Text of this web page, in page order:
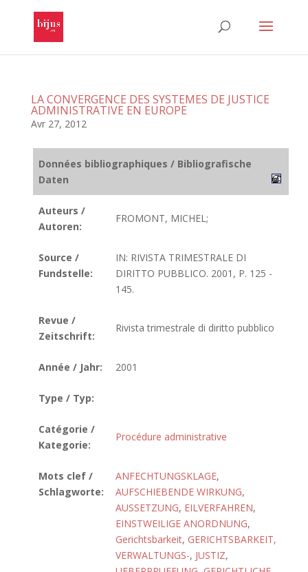
LA CONVERGENCE DES SYSTEMES DE JUSTICE
ADMINISTRATIVE EN EUROPE
Avr 27, 2012
Données bibliographiques / Bibliografische
Daten
Auteurs /
Autoren:
FROMONT, MICHEL;
Source /
Fundstelle:
IN: RIVISTA TRIMESTRALE DI
DIRITTO PUBBLICO. 2001, P. 125 -
145.
Revue /
Zeitschrift:
Rivista trimestrale di diritto pubblico
Année / Jahr: 2001
Type / Typ:
Catégorie /
Kategorie:
Procédure administrative
Mots clef /
Schlagworte:
ANFECHTUNGSKLAGE,
AUFSCHIEBENDE WIRKUNG,
AUSSETZUNG, EILVERFAHREN,
EINSTWEILIGE ANORDNUNG,
Gerichtsbarkeit, GERICHTSBARKEIT,
VERWALTUNGS-, JUSTIZ,